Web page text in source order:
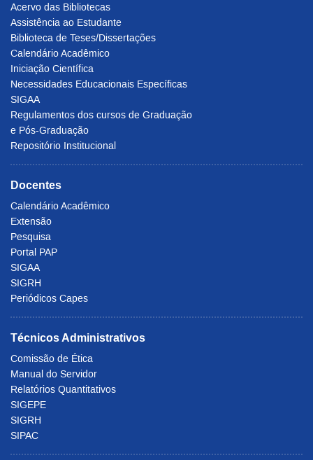
Acervo das Bibliotecas
Assistência ao Estudante
Biblioteca de Teses/Dissertações
Calendário Acadêmico
Iniciação Científica
Necessidades Educacionais Específicas
SIGAA
Regulamentos dos cursos de Graduação
e Pós-Graduação
Repositório Institucional
Docentes
Calendário Acadêmico
Extensão
Pesquisa
Portal PAP
SIGAA
SIGRH
Periódicos Capes
Técnicos Administrativos
Comissão de Ética
Manual do Servidor
Relatórios Quantitativos
SIGEPE
SIGRH
SIPAC